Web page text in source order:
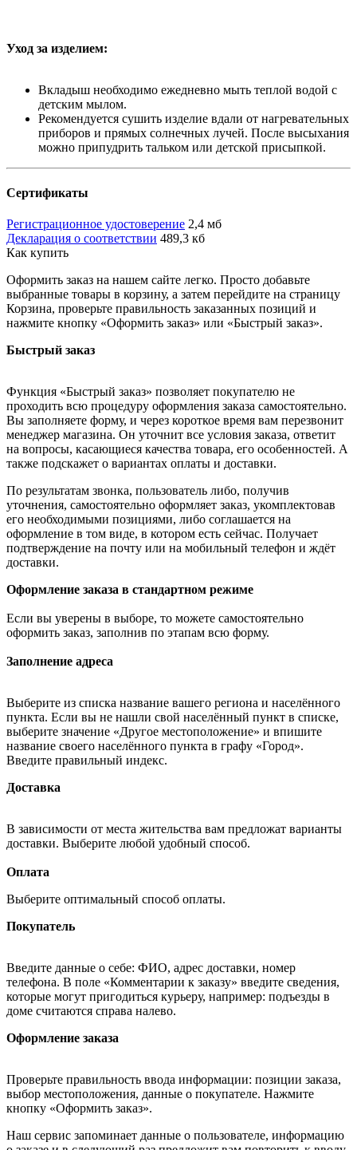
Уход за изделием:
Вкладыш необходимо ежедневно мыть теплой водой с
детским мылом.
Рекомендуется сушить изделие вдали от нагревательных
приборов и прямых солнечных лучей. После высыхания
можно припудрить тальком или детской присыпкой.
Сертификаты
Регистрационное удостоверение 2,4 мб
Декларация о соответствии 489,3 кб
Как купить
Оформить заказ на нашем сайте легко. Просто добавьте
выбранные товары в корзину, а затем перейдите на страницу
Корзина, проверьте правильность заказанных позиций и
нажмите кнопку «Оформить заказ» или «Быстрый заказ».
Быстрый заказ
Функция «Быстрый заказ» позволяет покупателю не
проходить всю процедуру оформления заказа самостоятельно.
Вы заполняете форму, и через короткое время вам перезвонит
менеджер магазина. Он уточнит все условия заказа, ответит
на вопросы, касающиеся качества товара, его особенностей. А
также подскажет о вариантах оплаты и доставки.
По результатам звонка, пользователь либо, получив
уточнения, самостоятельно оформляет заказ, укомплектовав
его необходимыми позициями, либо соглашается на
оформление в том виде, в котором есть сейчас. Получает
подтверждение на почту или на мобильный телефон и ждёт
доставки.
Оформление заказа в стандартном режиме
Если вы уверены в выборе, то можете самостоятельно
оформить заказ, заполнив по этапам всю форму.
Заполнение адреса
Выберите из списка название вашего региона и населённого
пункта. Если вы не нашли свой населённый пункт в списке,
выберите значение «Другое местоположение» и впишите
название своего населённого пункта в графу «Город».
Введите правильный индекс.
Доставка
В зависимости от места жительства вам предложат варианты
доставки. Выберите любой удобный способ.
Оплата
Выберите оптимальный способ оплаты.
Покупатель
Введите данные о себе: ФИО, адрес доставки, номер
телефона. В поле «Комментарии к заказу» введите сведения,
которые могут пригодиться курьеру, например: подъезды в
доме считаются справа налево.
Оформление заказа
Проверьте правильность ввода информации: позиции заказа,
выбор местоположения, данные о покупателе. Нажмите
кнопку «Оформить заказ».
Наш сервис запоминает данные о пользователе, информацию